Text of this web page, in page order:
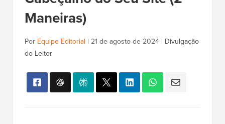
Maneiras)
Por Equipe Editorial | 21 de agosto de 2024 | Divulgação
do Leitor